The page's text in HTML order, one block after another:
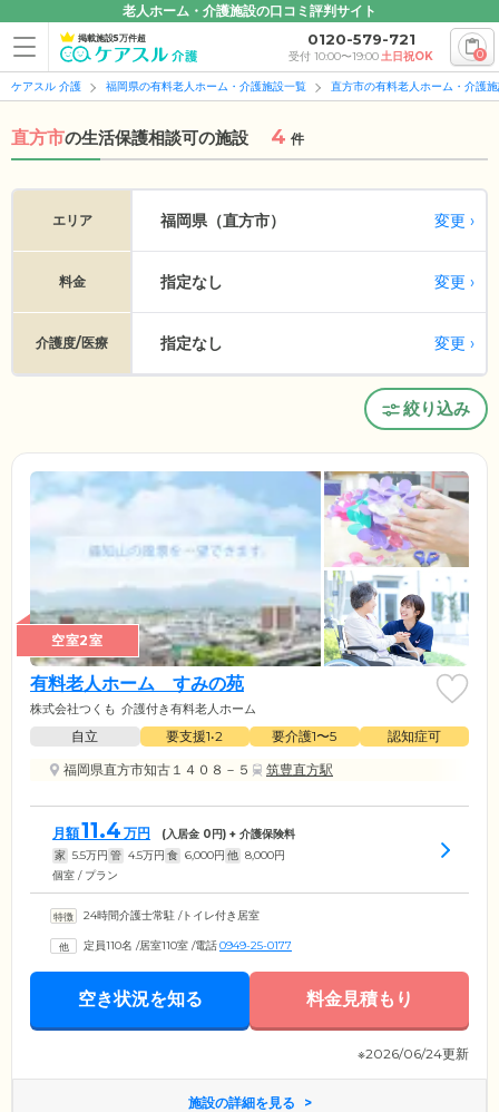
老人ホーム・介護施設の口コミ評判サイト
掲載施設5万件超 0120-579-721
受付 10:00〜19:00土日祝OK 0
ケアスル 介護 福岡県の有料老人ホーム・介護施設一覧 直方市の有料老人ホーム・介護
直方市の生活保護相談可の施設 4 件
エリア 福岡県（直方市） 変更
料金 指定なし 変更
介護度/医療 指定なし 変更
絞り込み
空室2室
有料老人ホーム すみの苑
株式会社つくも 介護付き有料老人ホーム
自立 要支援1•2 要介護1〜5
認知症可
福岡県直方市知古１４０８－５
筑豊直方駅
月額11.4 万円 (入居金 0円) + 介護保険料
家 5.5万円 管 4.5万円 食 6,000円 他 8,000円
個室 / プラン
24時間介護士常駐 /トイレ付き居室
定員110名 /居室110室 /電話0949-25-0177
空き状況を知る 料金見積もり
※2026/06/24更新
施設の詳細を見る